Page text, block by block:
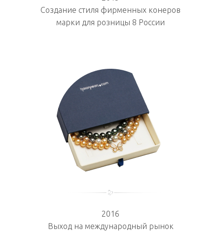
Создание стиля фирменных конеров
марки для розницы 8 России
2016
Выход на международный рынок